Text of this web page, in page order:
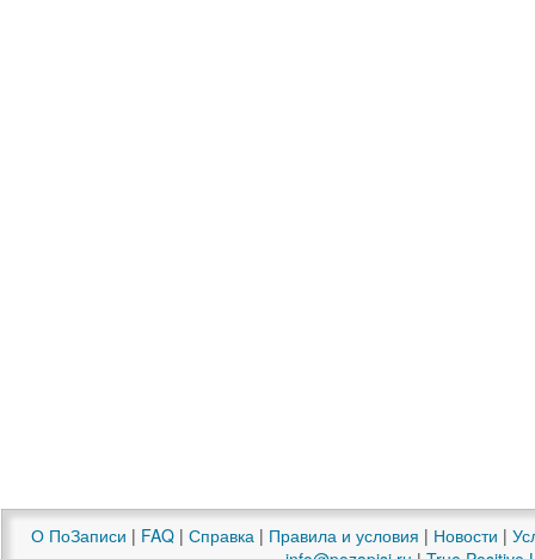
О ПоЗаписи | FAQ | Справка | Правила и условия | Новости |